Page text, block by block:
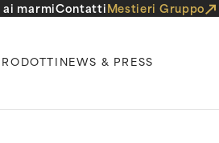
marmiContattiMestieri Gruppo
NEWS & PRESS